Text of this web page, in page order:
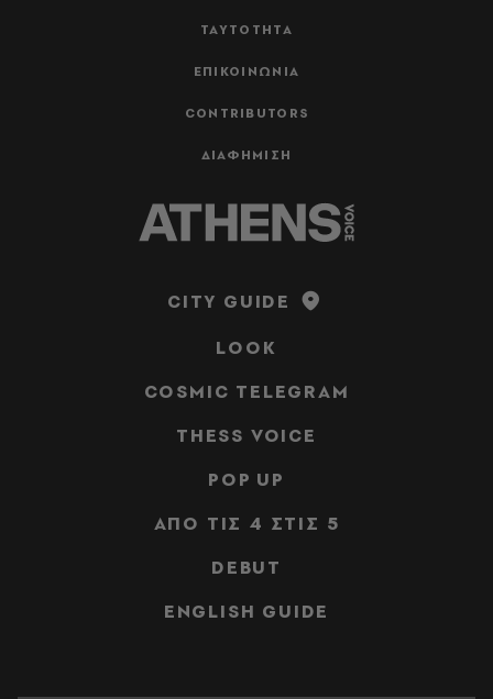
ΤΑΥΤΟΤΗΤΑ
ΕΠΙΚΟΙΝΩΝΙΑ
CONTRIBUTORS
ΔΙΑΦΗΜΙΣΗ
CITY GUIDE
LOOK
COSMIC TELEGRAM
THESS VOICE
POP UP
ΑΠΟ ΤΙΣ 4 ΣΤΙΣ 5
DEBUT
ENGLISH GUIDE